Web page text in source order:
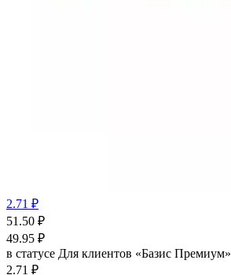
2.71 ₽
51.50 ₽
49.95 ₽
в статусе Для клиентов «Базис Премиум»
2.71 ₽